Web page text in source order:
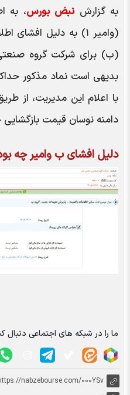
به گزارشنبض بورس، به
(وامیر ۱) به دلیل
(ب) برای شرکت گروه
بدیهی است نماد مذکور
با اعلام این مدیریت، از
دامنه نوسان قیمت
دلیل افشای ب وامیر چه
ما را در شبکه های اجتماعی دنبال
nabzebourse.com/000YSv